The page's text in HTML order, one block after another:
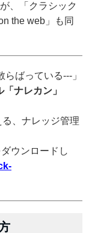
、「クラシック
the web」も同
ばっている---」
ナレカン」
、ナレッジ管理
ウンロードし